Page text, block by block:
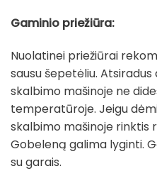
Gaminio priežiūra:
Nuolatinei priežiūrai
sausu šepetėliu.
skalbimo mašinoje ne
temperatūroje. Jeigu
skalbimo mašinoje rinktis
Gobeleną galima lyginti.
su garais.